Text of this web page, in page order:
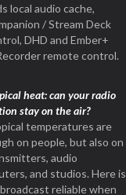
local audio cache,
/ Stream Deck
DHD and Ember+
remote control.
heat: can your radio
stay on the air?
temperatures are
on people, but also on
audio
and studios. Here is
reliable when